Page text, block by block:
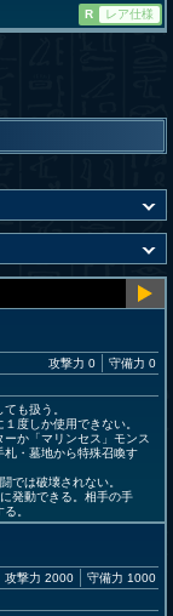
R レア仕様
攻撃力 0 守備力 0
も扱う。
度しか使用できない。
か「マリンセス」モンス
札・墓地から特殊召喚す
では破壊されない。
発動できる。相手の手
。
攻撃力 2000 守備力 1000